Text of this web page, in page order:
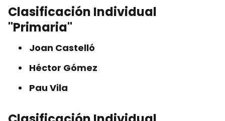
Clasificación Individual
"Primaria"
Joan Castelló
Héctor Gómez
Pau Vila